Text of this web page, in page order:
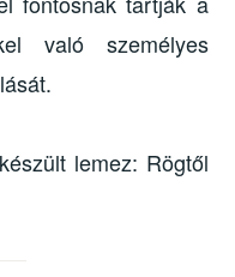
való személyes
lemez: Rögtől